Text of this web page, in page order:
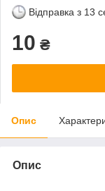
Відправка з 13
10 ₴
Опис
Опис